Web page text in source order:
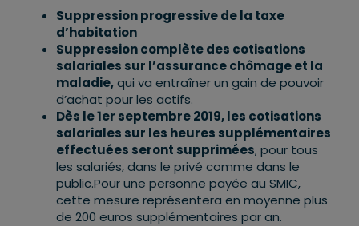
Suppression progressive de la taxe
d’habitation
Suppression complète des cotisations
salariales sur l’assurance chômage et la
maladie,qui va entraîner un gain de pouvoir
d’achat pour les actifs.
Dès le 1er septembre 2019, les cotisations
salariales sur les heures supplémentaires
effectuées seront supprimées, pour tous
les salariés, dans le privé comme dans le
public.Pour une personne payée au SMIC,
cette mesure représentera en moyenne plus
de 200 euros supplémentaires par an.